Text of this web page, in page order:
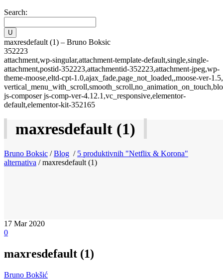
Search:
maxresdefault (1) – Bruno Boksic
352223
attachment,wp-singular,attachment-template-default,single,single-
attachment,postid-352223,attachmentid-352223,attachment-jpeg,wp-
theme-moose,eltd-cpt-1.0,ajax_fade,page_not_loaded,,moose-ver-1.5,
js-composer js-comp-ver-4.12.1,vc_responsive,elementor-
default,elementor-kit-352165
maxresdefault (1)
Bruno Boksic /Blog / 5 produktivnih "Netflix & Korona"
alternativa /maxresdefault (1)
17 Mar 2020
0
maxresdefault (1)
Bruno Bokšić